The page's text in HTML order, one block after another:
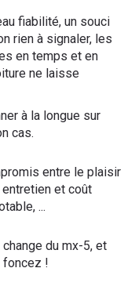
fiabilité, un souci
rien à signaler, les
en temps et en
ne laisse
à la longue sur
cas.
entre le plaisir
entretien et coût
...
du mx-5, et
foncez !